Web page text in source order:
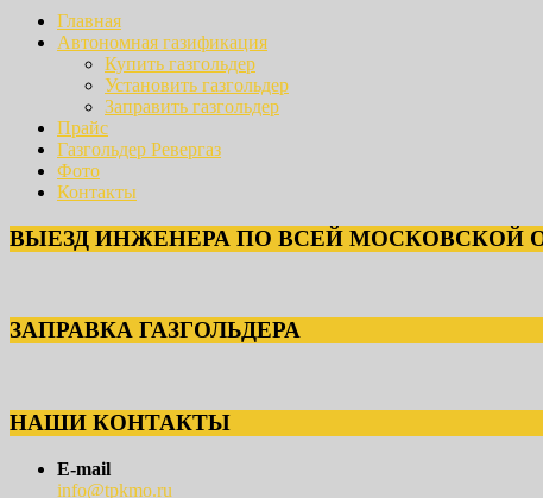
Главная
Автономная газификация
Купить газгольдер
Установить газгольдер
Заправить газгольдер
Прайс
Газгольдер Ревергаз
Фото
Контакты
ВЫЕЗД ИНЖЕНЕРА ПО ВСЕЙ МОСКОВСКОЙ
ЗАПРАВКА ГАЗГОЛЬДЕРА
НАШИ КОНТАКТЫ
E-mail
info@tpkmo.ru